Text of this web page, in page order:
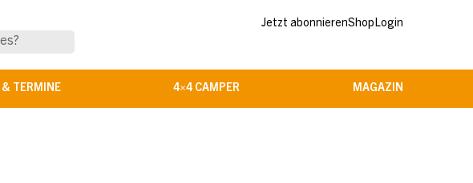
Jetzt abonnierenShopLogin
& TERMINE 4×4 CAMPER MAGAZIN